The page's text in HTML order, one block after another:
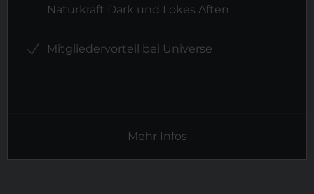
Naturkraft Dark und Lokes Aften
Mitgliedervorteil bei Universe
Mehr Infos